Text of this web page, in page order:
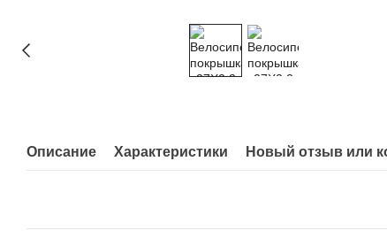
Описание Характеристики Новый отзыв или